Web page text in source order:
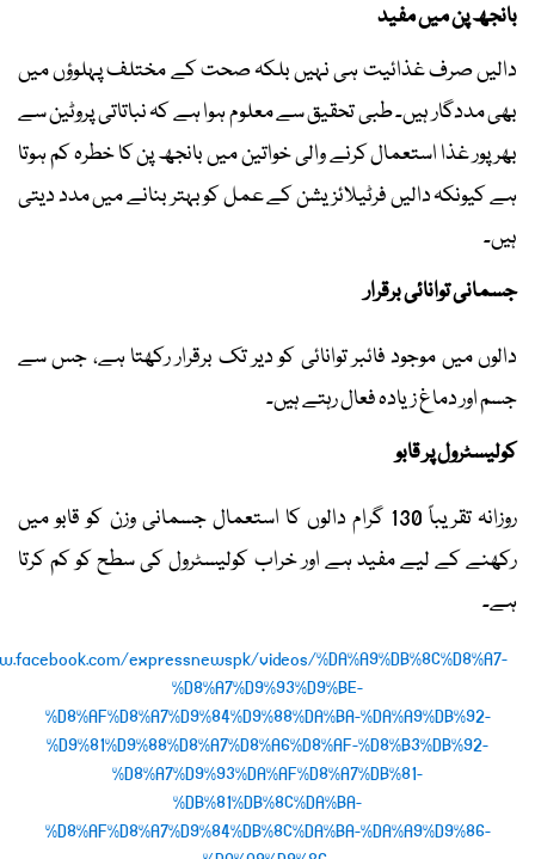
بانجھ پن میں مفید
دالیں صرف غذائیت ہی نہیں بلکہ صحت کے مختلف پہلوؤں میں
بھی مددگار ہیں۔ طبی تحقیق سے معلوم ہوا ہے کہ نباتاتی پروٹین سے
بھرپور غذا استعمال کرنے والی خواتین میں بانجھ پن کا خطرہ کم ہوتا
ہے کیونکہ دالیں فرٹیلائزیشن کے عمل کو بہتر بنانے میں مدد دیتی
ہیں۔
جسمانی توانائی برقرار
دالوں میں موجود فائبر توانائی کو دیر تک برقرار رکھتا ہے، جس سے
جسم اور دماغ زیادہ فعال رہتے ہیں۔
کولیسٹرول پر قابو
روزانہ تقریباً 130 گرام دالوں کا استعمال جسمانی وزن کو قابو میں
رکھنے کے لیے مفید ہے اور خراب کولیسٹرول کی سطح کو کم کرتا
ہے۔
expressnewspk/videos/%DA%A9%DB%8C%D8%A7-
%D8%A7%D9%93%D9%BE-
%D8%AF%D8%A7%D9%84%D9%88%DA%BA-%DA%A9%DB%92-
%D9%81%D9%88%D8%A7%D8%A6%D8%AF-%D8%B3%DB%92-
%D8%A7%D9%93%DA%AF%D8%A7%DB%81-
%DB%81%DB%8C%DA%BA-
%D8%AF%D8%A7%D9%84%DB%8C%DA%BA-%DA%A9%D9%86-